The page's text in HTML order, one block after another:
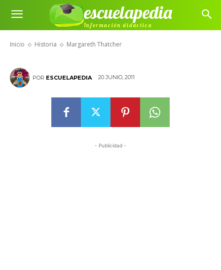
escuelapedia
Información didáctica
Inicio Historia Margareth Thatcher
Margareth Thatcher
POR ESCUELAPEDIA 20 JUNIO, 2011
- Publicidad -